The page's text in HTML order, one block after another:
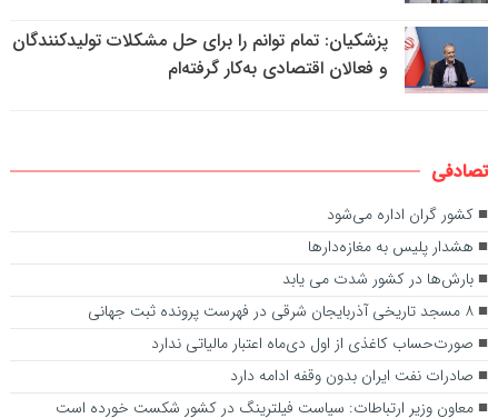
پزشکیان: تمام توانم را برای حل مشکلات تولیدکنندگان
و فعالان اقتصادی به‌کار گرفته‌ام
تصادفی
کشور گران اداره می‌شود
هشدار پلیس به مغازه‌دارها
بارش‌ها در کشور شدت می یابد
۸ مسجد تاریخی آذربایجان شرقی در فهرست پرونده ثبت جهانی
صورت‌حساب کاغذی از اول دی‌ماه اعتبار مالیاتی ندارد
صادرات نفت ایران بدون وقفه ادامه دارد
معاون وزیر ارتباطات: سیاست فیلترینگ در کشور شکست خورده است